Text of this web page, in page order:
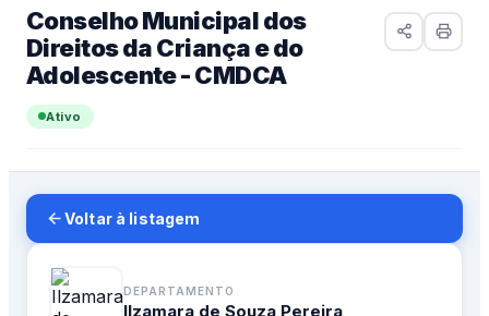
Conselho Municipal dos
Direitos da Criança e do
Adolescente - CMDCA
Ativo
Voltar à listagem
DEPARTAMENTO
Ilzamara de Souza Pereira